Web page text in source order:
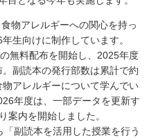
物アレルギーへの関心を持っ
生向けに制作しています。
無料配布を開始し、2025年度
副読本の発行部数は累計で約
アレルギーについて学んでい
年度は、一部データを更新す
案内を開始しました。
副読本を活用した授業を行う